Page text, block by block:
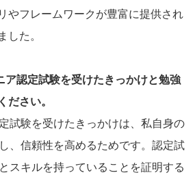
やフレームワークが豊富に提供され
た。
認定試験を受けたきっかけと勉強
さい。
試験を受けたきっかけは、私自身の
、信頼性を高めるためです。認定試
スキルを持っていることを証明する